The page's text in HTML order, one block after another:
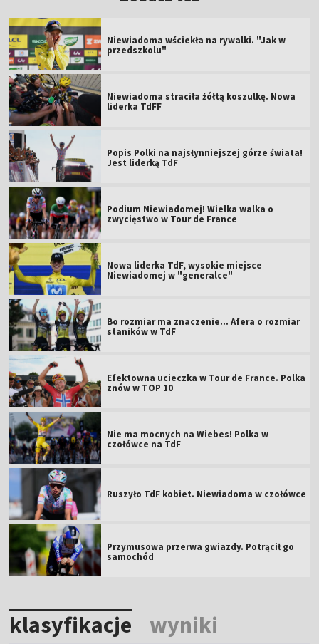
Niewiadoma wściekła na rywalki. "Jak w
przedszkolu"
Niewiadoma straciła żółtą koszulkę. Nowa
liderka TdFF
Popis Polki na najsłynniejszej górze świata!
Jest liderką TdF
Podium Niewiadomej! Wielka walka o
zwycięstwo w Tour de France
Nowa liderka TdF, wysokie miejsce
Niewiadomej w "generalce"
Bo rozmiar ma znaczenie... Afera o rozmiar
staników w TdF
Efektowna ucieczka w Tour de France. Polka
znów w TOP 10
Nie ma mocnych na Wiebes! Polka w
czołówce na TdF
Ruszyło TdF kobiet. Niewiadoma w czołówce
Przymusowa przerwa gwiazdy. Potrącił go
samochód
klasyfikacje wyniki